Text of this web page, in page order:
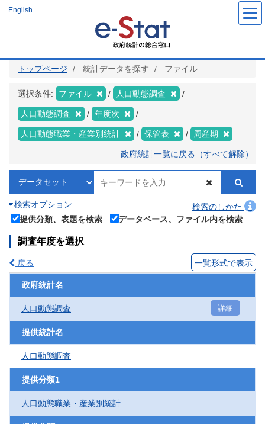
ツ
English
トップページ 統計データを探す ファイル
選択条件: ファイル 人口動態調査
人口動態調査 年度次
人口動態職業・産業別統計 保管表 周産期
政府統計一覧に戻る（すべて解除）
検索オプション
検索のしかた
提供分類、表題を検索
データベース、ファイル内を検索
調査年度を選択
戻る 一覧形式で表示
政府統計名
人口動態調査 詳細
提供統計名
人口動態調査
提供分類1
人口動態職業・産業別統計